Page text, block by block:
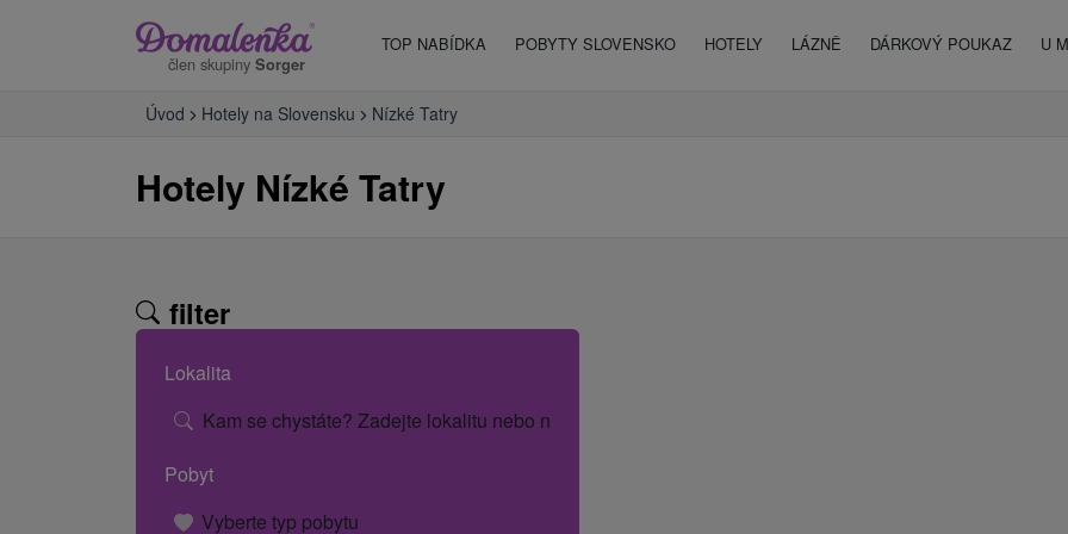
člen skupiny Sorger
TOP NABÍDKA POBYTY SLOVENSKO HOTELY LÁZNĚ DÁRKOVÝ POUKAZ U
Úvod Hotely na Slovensku Nízké Tatry
Hotely Nízké Tatry
filter
Lokalita
Kam se chystáte? Zadejte lokalitu nebo název hotelu.
Pobyt
Vyberte typ pobytu